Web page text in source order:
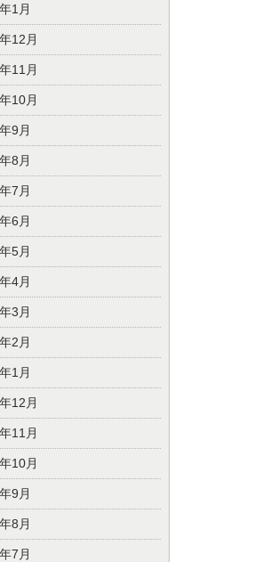
1月
12月
11月
10月
9月
8月
7月
6月
5月
4月
3月
2月
1月
12月
11月
10月
9月
8月
7月